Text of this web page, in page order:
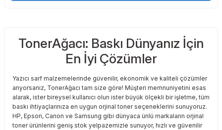
TonerAğacı: Baskı Dünyanız İçin
En İyi Çözümler
Yazıcı sarf malzemelerinde güvenilir, ekonomik ve kaliteli çözümler
arıyorsanız, TonerAğacı tam size göre! Müşteri memnuniyetini esas
alarak, ister bireysel kullanıcı olun ister büyük ölçekli bir işletme, tüm
baskı ihtiyaçlarınıza en uygun orjinal toner seçeneklerini sunuyoruz.
HP, Epson, Canon ve Samsung gibi dünyaca ünlü markaların orjinal
toner ürünlerini geniş stok yelpazemizle sunuyor, hızlı ve güvenilir